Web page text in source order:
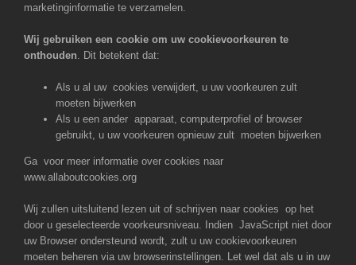
marketinginformatie te verzamelen.
Wij gebruiken een cookie om uw cookievoorkeuren te
onthouden . Dit betekent dat:
Als u al uw cookies verwijdert, u uw voorkeuren zult
moeten bijwerken
Als u een ander apparaat, computerprofiel of browser
gebruikt, u uw voorkeuren opnieuw zult moeten bijwerken
Ga voor meer informatie over cookies naar
www.allaboutcookies.org
Wij zullen uitsluitend lezen uit of schrijven naar cookies op het
door u geselecteerde voorkeursniveau. Indien JavaScript niet door
uw Browser ondersteund wordt, zult u uw cookievoorkeuren
moeten beheren via uw browserinstellingen. Let wel dat als u in uw